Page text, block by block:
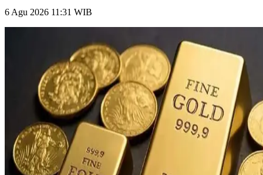
6 Agu 2026 11:31 WIB